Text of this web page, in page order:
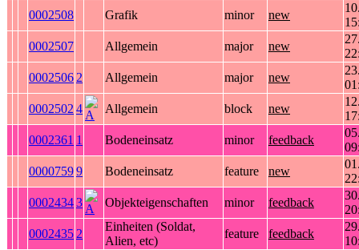
0002508
Grafik minor new
0002507
Allgemein major new
0002506 2 Allgemein major new
0002502 4 Allgemein block new
0002361 1 Bodeneinsatz minor feedback
00007599 Bodeneinsatz feature new
00024343 Objekteigenschaften minor feedback
0002435 2
Einheiten (Soldat,
Alien, etc)
feature feedback